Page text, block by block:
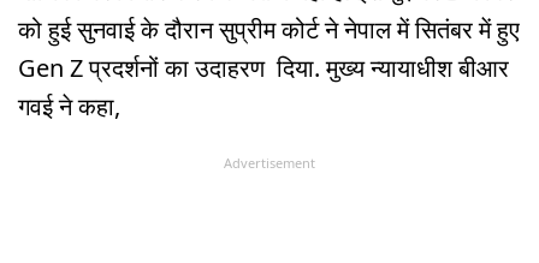
को हुई सुनवाई के दौरान सुप्रीम कोर्ट ने नेपाल में सितंबर में हुए
Gen Z प्रदर्शनों का उदाहरण दिया. मुख्य न्यायाधीश बीआर
गवई ने कहा,
Advertisement